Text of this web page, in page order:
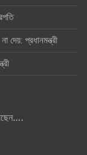
দেয়: প্রধানমন্ত্রী